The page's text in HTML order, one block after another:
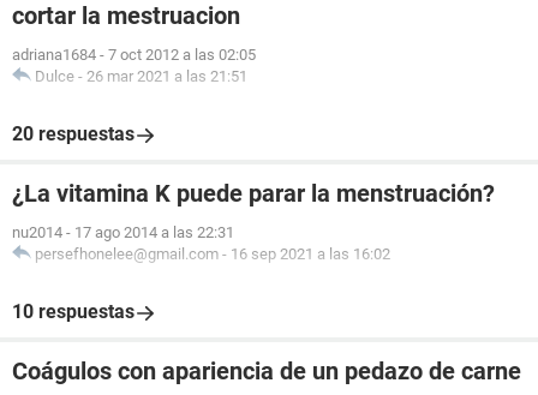
cortar la mestruacion
adriana1684 - 7 oct 2012 a las 02:05
Dulce - 26 mar 2021 a las 21:51
20 respuestas
¿La vitamina K puede parar la menstruación?
nu2014 - 17 ago 2014 a las 22:31
persefhonelee@gmail.com - 16 sep 2021 a las 16:02
10 respuestas
Coágulos con apariencia de un pedazo de carne